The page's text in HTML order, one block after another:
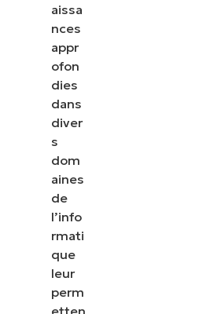
aissa
nces
appr
ofon
dies
dans
diver
s
dom
aines
de
l’info
rmati
que
leur
perm
etten